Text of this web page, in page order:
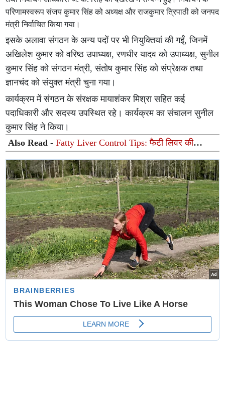
परिणामस्वरूप संजय कुमार सिंह को अध्यक्ष और राजकुमार त्रिपाठी को जनपद
मंत्री निर्वाचित किया गया।
इसके अलावा संगठन के अन्य पदों पर भी नियुक्तियां की गईं, जिनमें
अखिलेश कुमार को वरिष्ठ उपाध्यक्ष, रणधीर यादव को उपाध्यक्ष, सुनील
कुमार सिंह को संगठन मंत्री, संतोष कुमार सिंह को संप्रेक्षक तथा
ज्ञानचंद को संयुक्त मंत्री चुना गया।
कार्यक्रम में संगठन के संरक्षक मायाशंकर मिश्रा सहित कई
पदाधिकारी और सदस्य उपस्थित रहे। कार्यक्रम का संचालन सुनील
कुमार सिंह ने किया।
Also Read -Fatty Liver Control Tips: फैटी लिवर की
समस्या से हैं परेशान? आज ही बदलें अपनी ये 4 आदतें, डॉक्टर से
जानें आसान उपाय